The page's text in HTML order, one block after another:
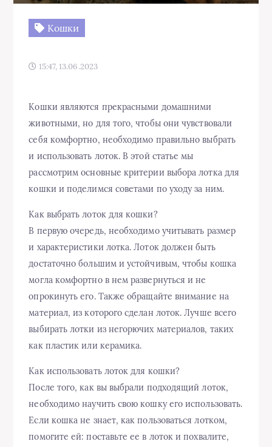
Кошки
15:47, 13.06.2023
Кошки являются прекрасными домашними
животными, но для того, чтобы они чувствовали
себя комфортно, необходимо правильно выбрать
и использовать лоток. В этой статье мы
рассмотрим основные критерии выбора лотка для
кошки и поделимся советами по уходу за ним.
Как выбрать лоток для кошки?
В первую очередь, необходимо учитывать размер
и характеристики лотка. Лоток должен быть
достаточно большим и устойчивым, чтобы кошка
могла комфортно в нем развернуться и не
опрокинуть его. Также обращайте внимание на
материал, из которого сделан лоток. Лучше всего
выбирать лотки из негорючих материалов, таких
как пластик или керамика.
Как использовать лоток для кошки?
После того, как вы выбрали подходящий лоток,
необходимо научить свою кошку его использовать.
Если кошка не знает, как пользоваться лотком,
помогите ей: поставьте ее в лоток и похвалите,